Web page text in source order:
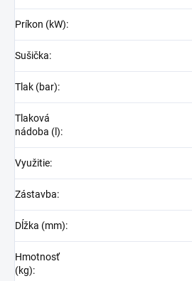
Príkon (kW):
Sušička:
Tlak (bar):
Tlaková
nádoba (l):
Využitie:
Zástavba:
Dĺžka (mm):
Hmotnosť
(kg):